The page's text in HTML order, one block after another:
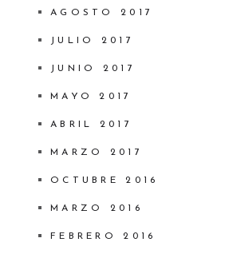
AGOSTO 2017
JULIO 2017
JUNIO 2017
MAYO 2017
ABRIL 2017
MARZO 2017
OCTUBRE 2016
MARZO 2016
FEBRERO 2016